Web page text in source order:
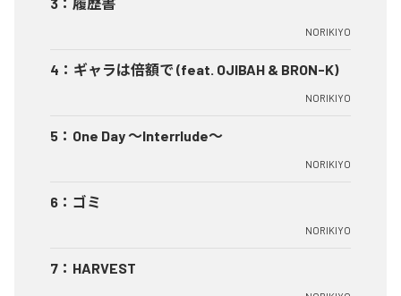
3 ： 履歴書
NORIKIYO
4 ： ギャラは倍額で (feat. OJIBAH & BRON-K)
NORIKIYO
5 ： One Day ～Interrlude～
NORIKIYO
6 ： ゴミ
NORIKIYO
7 ： HARVEST